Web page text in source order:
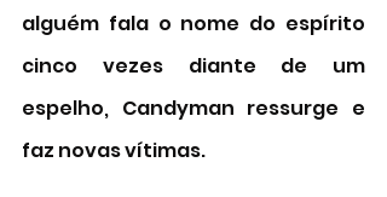
alguém fala o nome do espírito
cinco vezes diante de um
espelho, Candyman ressurge e
faz novas vítimas.